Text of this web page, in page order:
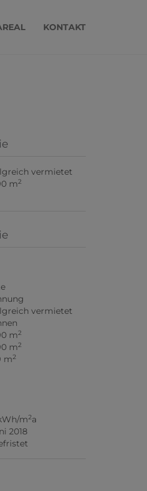
KONTAKT
vermietet
m2
vermietet
m2
m2
m2
m2a
2018